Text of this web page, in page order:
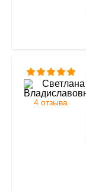
4 отзыва